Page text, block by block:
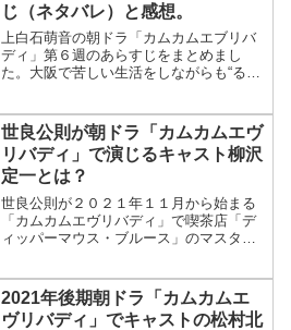
じ（ネタバレ）と感想。
上白石萌音の朝ドラ「カムカムエブリバ
ディ」第６週のあらすじをまとめまし
た。大阪で苦しい生活をしながらも“る
い”は交通事故の災難に。安子は左腕を骨
折し、娘のるいは額に一生残る傷ができ
てしまいます。
世良公則が朝ドラ「カムカムエヴ
リバディ」で演じるキャスト柳沢
定一とは？
世良公則が２０２１年１１月から始まる
「カムカムエヴリバディ」で喫茶店「デ
ィッパーマウス・ブルース」のマスタ
健一でも登場します。どんな喫茶店のマ
スターなんでしょうか？
2021年後期朝ドラ「カムカムエ
ヴリバディ」でキャストの松村北